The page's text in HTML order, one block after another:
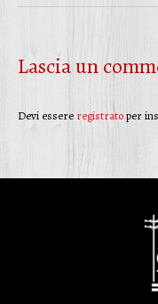
Lascia un
Devi essere registratoper